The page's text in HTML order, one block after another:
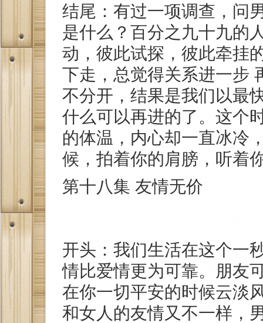
结尾：有过一项调查，问
是什么？百分之九十九的
动，彼此试探，彼此牵挂
下走，总觉得关系进一步
不分开，结果是我们以最
什么可以再进的了。这个
的体温，内心却一直冰冷
候，拍着你的肩膀，听着
第十八集 友情无价
开头：我们生活在这个一
情比爱情更为可靠。朋友
在你一切平安的时候云淡
和女人的友情又不一样，